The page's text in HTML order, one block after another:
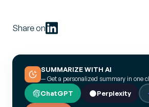
Share on
SUMMARIZE WITH AI
— Get a personalized summary in one
ChatGPT Perplexity